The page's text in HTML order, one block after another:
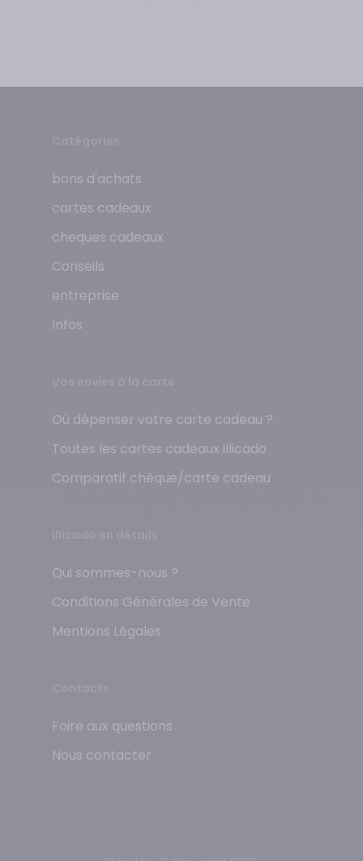
bons d'achats
cartes cadeaux
cheques cadeaux
Conseils
entreprise
Infos
Où dépenser votre carte cadeau ?
Toutes les cartes cadeaux illicado
Comparatif chèque/carte cadeau
Qui sommes-nous ?
Conditions Générales de Vente
Mentions Légales
Foire aux questions
Nous contacter